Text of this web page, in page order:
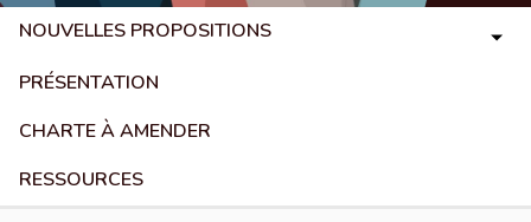
NOUVELLES PROPOSITIONS
PRÉSENTATION
CHARTE À AMENDER
RESSOURCES